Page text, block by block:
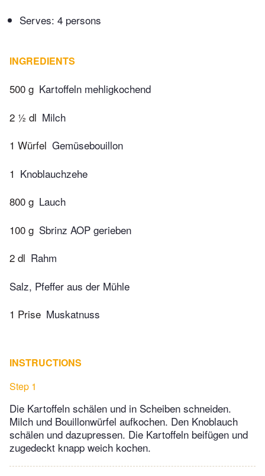
Serves: 4 persons
INGREDIENTS
500 g Kartoffeln mehligkochend
2 ½ dl Milch
1 Würfel Gemüsebouillon
1 Knoblauchzehe
800 g Lauch
100 g Sbrinz AOP gerieben
2 dl Rahm
Salz, Pfeffer aus der Mühle
1 Prise Muskatnuss
INSTRUCTIONS
Step 1
Die Kartoffeln schälen und in Scheiben schneiden.
Milch und Bouillonwürfel aufkochen. Den Knoblauch
schälen und dazupressen. Die Kartoffeln beifügen und
zugedeckt knapp weich kochen.